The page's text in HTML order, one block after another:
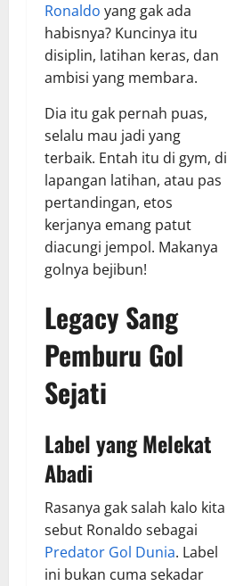
Ronaldo yang gak ada
habisnya? Kuncinya itu
disiplin, latihan keras, dan
ambisi yang membara.
Dia itu gak pernah puas,
selalu mau jadi yang
terbaik. Entah itu di gym, di
lapangan latihan, atau pas
pertandingan, etos
kerjanya emang patut
diacungi jempol. Makanya
golnya bejibun!
Legacy Sang
Pemburu Gol
Sejati
Label yang Melekat
Abadi
Rasanya gak salah kalo kita
sebut Ronaldo sebagai
Predator Gol Dunia. Label
ini bukan cuma sekadar